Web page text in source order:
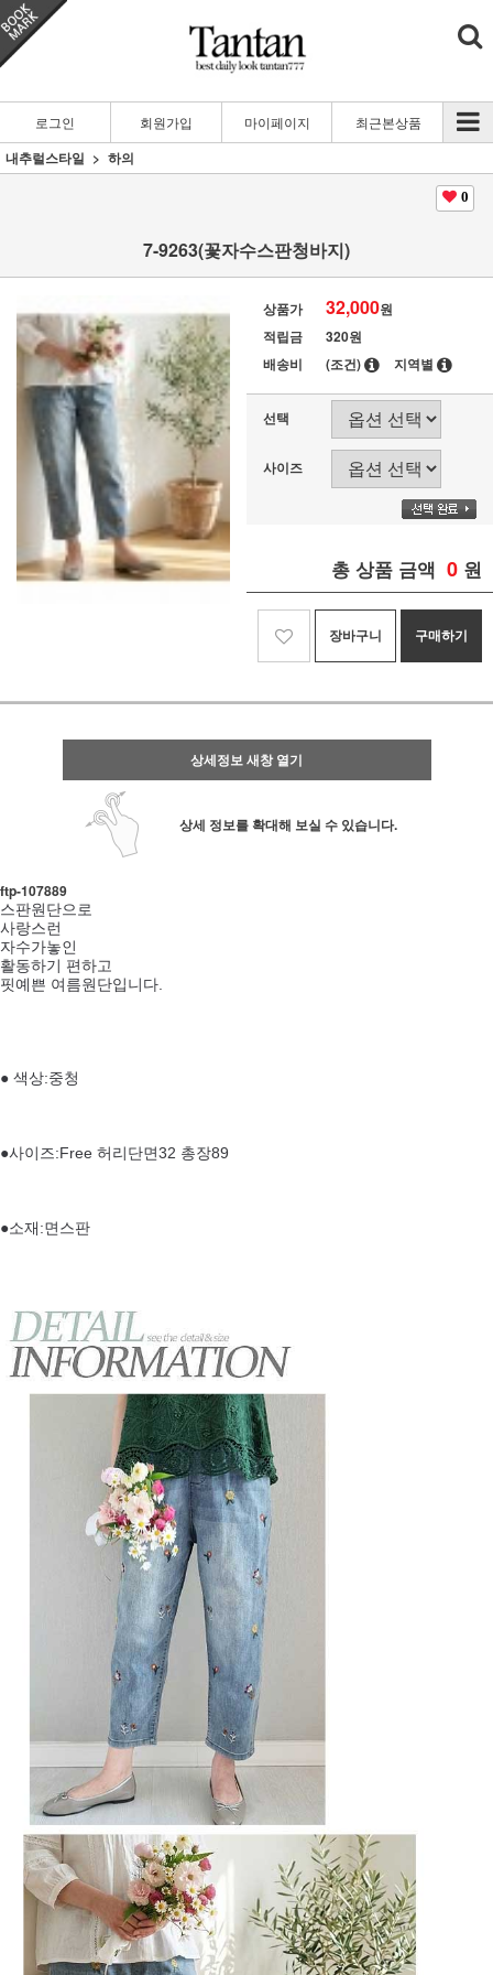
로그인 회원가입 마이페이지 최근본상품
내추럴스타일 하의
0
7-9263(꽃자수스판청바지)
상품가 32,000원
적립금
320원
배송비
(조건) 지역별
선택
사이즈
총 상품 금액 0 원
장바구니 구매하기
상세정보 새창 열기
상세 정보를 확대해 보실 수 있습니다.
ftp- 107889
스판원단으로
사랑스런
자수가놓인
활동하기 편하고
핏예쁜 여름원단입니다.
● 색상:중청
●사이즈:Free 허리단면32 총장89
●소재:면스판